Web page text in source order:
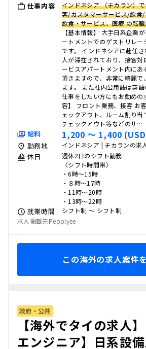
仕事内容
インドネシア （チカラン）
客/カスタマーサービス/飲食
飲食・サービス、医療 の転
【基本情報】 大手日系企業
ートメントでのゲストリレー
です。 インドネシアに赴任
人が滞在されており、接客対
ービスアパートメント内にあ
頂きますので、非常に綺麗で
ます。 また社内公用語は英
仕事をしたい方にもお勧めの
容】 フロント業務、接客 お
ェックアウト、ルーム割り
チェックアウト等などのサ…
給料 1,200 〜 1,400
勤務地 インドネシア | チカランの求
休日
週休2日のシフト勤務
〈シフト時間帯〉
・6時～15時
・８時～17時
・11時～20時
・13時～22時
就業時間
シフト制 〜 シフト制
求人掲載元Peoplyee
この海外の求人案件
政府・公共
【海外でタイの求人
エンジニア】日系設